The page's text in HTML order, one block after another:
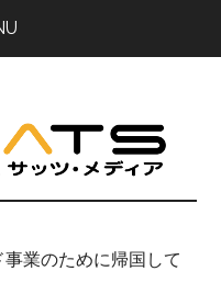
業のために帰国して